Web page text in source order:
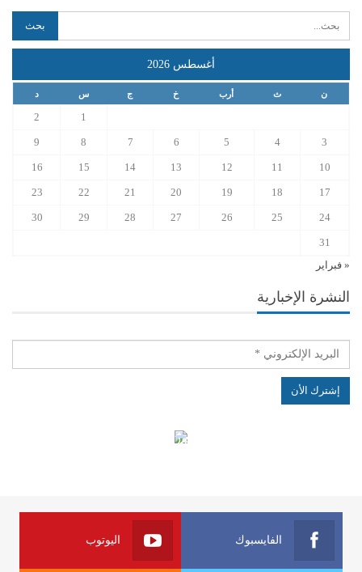
أغسطس 2026
ن ث أرب خ ج س د
1
2
3
4
5
6
7
8
9
10
11
12
13
14
15
16
17
18
19
20
21
22
23
24
25
26
27
28
29
30
31
« فبراير
النشرة الإخبارية
الهياكل الخاضعة لقانون النفاذ إلى المعلومة
الفايسبوك اليوتوب